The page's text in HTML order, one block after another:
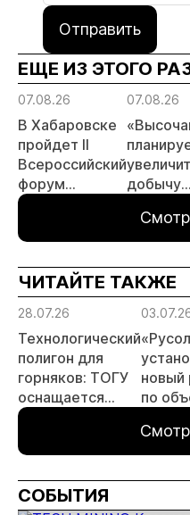
Отправить
ЕЩЕ ИЗ ЭТОГО
07.08.26
В Хабаровске
пройдет II
Всероссийский
форум
«Россыпное
России»
07.08.26
добычу
тонн в
году
ЧИТАЙТЕ ТАКЖЕ
28.07.26
Технологический
полигон для
горняков: ТОГУ
оснащается
современным
отечественного
новый
по
СОБЫТИЯ